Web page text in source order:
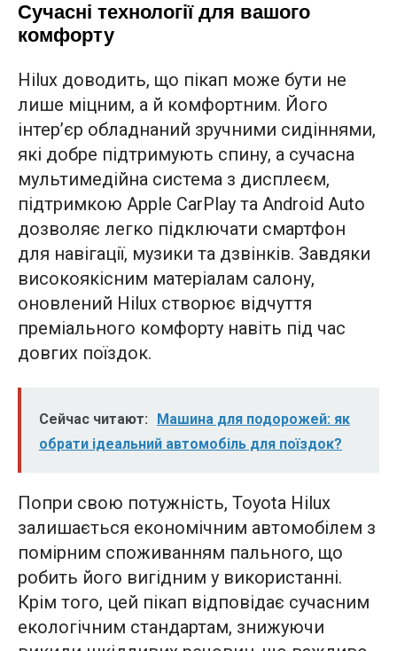
Сучасні технології для вашого
комфорту
Hilux доводить, що пікап може бути не
лише міцним, а й комфортним. Його
інтер’єр обладнаний зручними сидіннями,
які добре підтримують спину, а сучасна
мультимедійна система з дисплеєм,
підтримкою Apple CarPlay та Android Auto
дозволяє легко підключати смартфон
для навігації, музики та дзвінків. Завдяки
високоякісним матеріалам салону,
оновлений Hilux створює відчуття
преміального комфорту навіть під час
довгих поїздок.
Сейчас читают:
Машина для подорожей: як
обрати ідеальний автомобіль для поїздок?
Попри свою потужність, Toyota Hilux
залишається економічним автомобілем з
помірним споживанням пального, що
робить його вигідним у використанні.
Крім того, цей пікап відповідає сучасним
екологічним стандартам, знижуючи